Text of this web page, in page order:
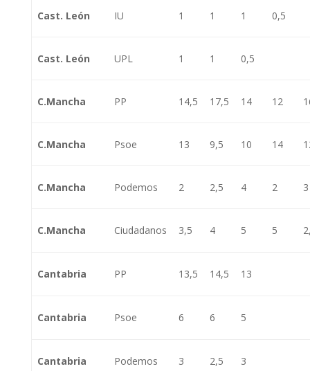
Cast. León IU 1 1 1 0,5
Cast. León UPL 1 1 0,5
C.Mancha PP 14,5 17,5 14 12
C.Mancha Psoe 13 9,5 10 14
C.Mancha Podemos 2 2,5 4 2 3
C.Mancha Ciudadanos 3,5 4 5 5
Cantabria PP 13,5 14,5 13
Cantabria Psoe 6 6 5
Cantabria Podemos 3 2,5 3